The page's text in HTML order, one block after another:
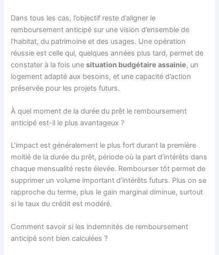
Dans tous les cas, l’objectif reste d’aligner le
remboursement anticipé sur une vision d’ensemble de
l’habitat, du patrimoine et des usages. Une opération
réussie est celle qui, quelques années plus tard, permet de
constater à la fois unesituation budgétaire assainie, un
logement adapté aux besoins, et une capacité d’action
préservée pour les projets futurs.
À quel moment de la durée du prêt le remboursement
anticipé est-il le plus avantageux ?
L’impact est généralement le plus fort durant la première
moitié de la durée du prêt, période où la part d’intérêts dans
chaque mensualité reste élevée. Rembourser tôt permet de
supprimer un volume important d’intérêts futurs. Plus on se
rapproche du terme, plus le gain marginal diminue, surtout
si le taux du crédit est modéré.
Comment savoir si les indemnités de remboursement
anticipé sont bien calculées ?